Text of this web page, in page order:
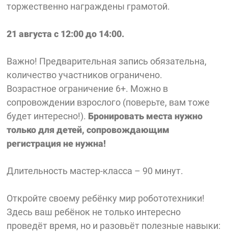
торжественно награждены грамотой.
21 августа с 12:00 до 14:00.
Важно! Предварительная запись обязательна,
количество участников ограничено.
Возрастное ограничение 6+. Можно в
сопровождении взрослого (поверьте, вам тоже
будет интересно!). Бронировать места нужно
только для детей, сопровождающим
регистрация не нужна!
Длительность мастер-класса – 90 минут.
Откройте своему ребёнку мир робототехники!
Здесь ваш ребёнок не только интересно
проведёт время, но и разовьёт полезные навыки: